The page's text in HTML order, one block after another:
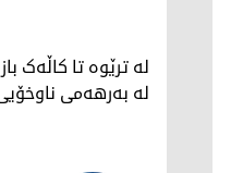
لە ترێوە تا کاڵەک
لە بەرهەمی